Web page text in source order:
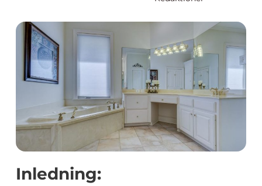
Inledning: